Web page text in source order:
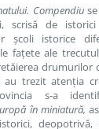
Compendiuse
scrisă de
școli istorice
fațete ale
drumurilor
au trezit atenția
s-a
în miniatură,
deopotrivă,